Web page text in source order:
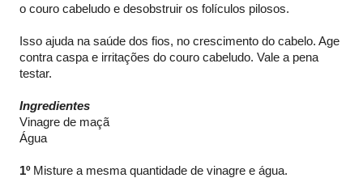
o couro cabeludo e desobstruir os folículos pilosos.
Isso ajuda na saúde dos fios, no crescimento do cabelo. Age
contra caspa e irritações do couro cabeludo. Vale a pena
testar.
Ingredientes
Vinagre de maçã
Água
1ºMisture a mesma quantidade de vinagre e água.